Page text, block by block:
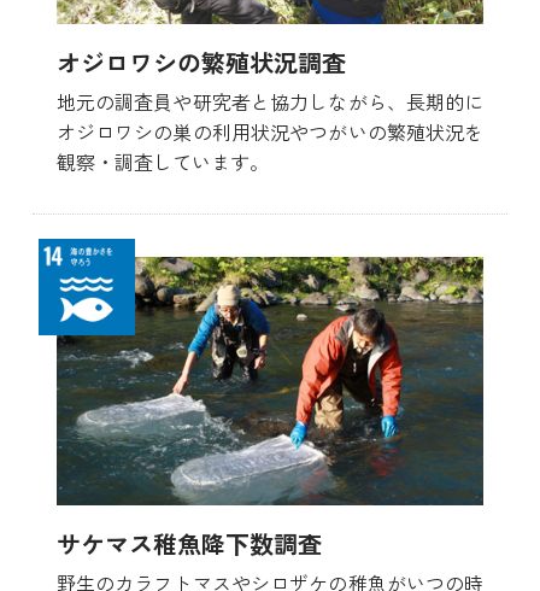
オジロワシの繁殖状況調査
地元の調査員や研究者と協力しながら、長期的に
オジロワシの巣の利用状況やつがいの繁殖状況を
観察・調査しています。
サケマス稚魚降下数調査
野生のカラフトマスやシロザケの稚魚がいつの時